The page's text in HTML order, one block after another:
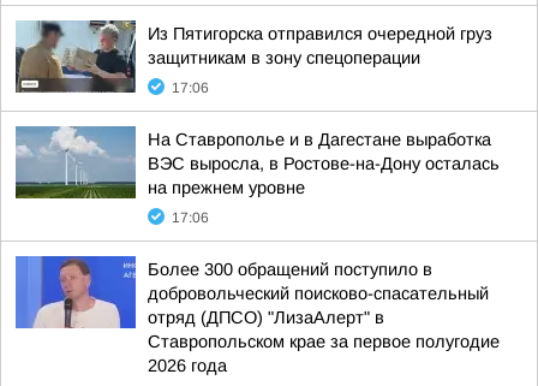
Из Пятигорска отправился очередной груз
защитникам в зону спецоперации
17:06
На Ставрополье и в Дагестане выработка
ВЭС выросла, в Ростове-на-Дону осталась
на прежнем уровне
17:06
Более 300 обращений поступило в
добровольческий поисково-спасательный
отряд (ДПСО) "ЛизаАлерт" в
Ставропольском крае за первое полугодие
2026 года